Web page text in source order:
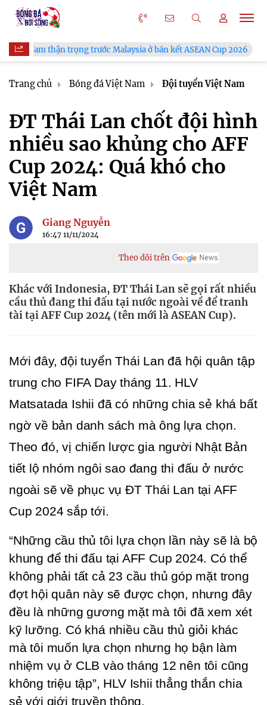
trước Malaysia ở bán kết ASEAN Cup 2026 VFF công
Trang chủ Bóng đá Việt Nam Đội tuyển Việt Nam
ĐT Thái Lan chốt đội hình
nhiều sao khủng cho AFF
Cup 2024: Quá khó cho
Việt Nam
Giang Nguyễn
16:47 11/11/2024
Theo dõi trên
Khác với Indonesia, ĐT Thái Lan sẽ gọi rất nhiều
cầu thủ đang thi đấu tại nước ngoài về để tranh
tài tại AFF Cup 2024 (tên mới là ASEAN Cup).
Mới đây, đội tuyển Thái Lan đã hội quân tập
trung cho FIFA Day tháng 11. HLV
Matsatada Ishii đã có những chia sẻ khá bất
ngờ về bản danh sách mà ông lựa chọn.
Theo đó, vị chiến lược gia người Nhật Bản
tiết lộ nhóm ngôi sao đang thi đấu ở nước
ngoài sẽ về phục vụ ĐT Thái Lan tại AFF
Cup 2024 sắp tới.
“Những cầu thủ tôi lựa chọn lần này sẽ là bộ
khung để thi đấu tại AFF Cup 2024. Có thể
không phải tất cả 23 cầu thủ góp mặt trong
đợt hội quân này sẽ được chọn, nhưng đây
đều là những gương mặt mà tôi đã xem xét
kỹ lưỡng. Có khá nhiều cầu thủ giỏi khác
mà tôi muốn lựa chọn nhưng họ bận làm
nhiệm vụ ở CLB vào tháng 12 nên tôi cũng
không triệu tập”, HLV Ishii thẳng thắn chia
sẻ với giới truyền thông.